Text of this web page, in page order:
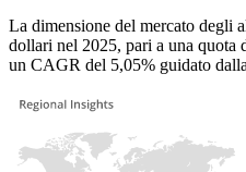
La dimensione del mercato degli
dollari nel 2025, pari a una quota
un CAGR del 5,05% guidato